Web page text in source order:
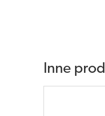
Inne